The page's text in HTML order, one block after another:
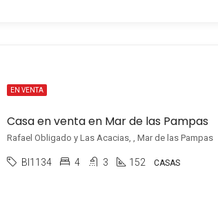
EN VENTA
Casa en venta en Mar de las Pampas
Rafael Obligado y Las Acacias, , Mar de las Pampas
BI1134 4 3 152 CASAS